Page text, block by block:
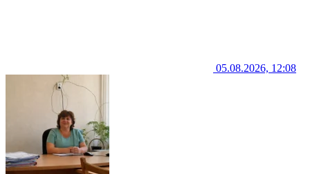
05.08.2026, 12:08